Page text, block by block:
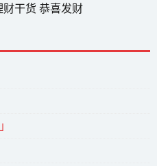
干货 恭喜发财